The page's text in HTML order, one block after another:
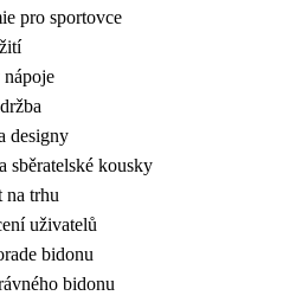
pro sportovce
designy
sběratelské kousky
na trhu
uživatelů
bidonu
bidonu